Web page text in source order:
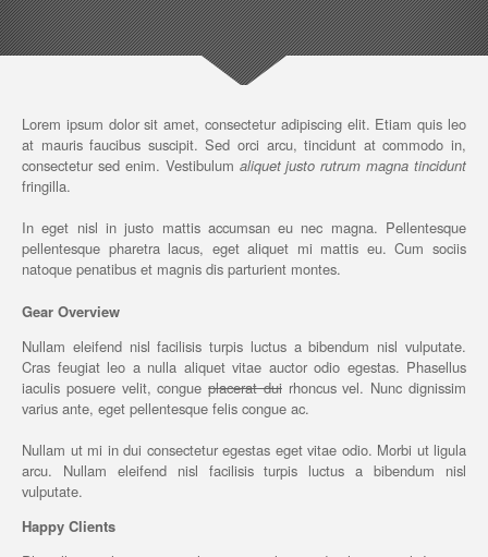
Lorem ipsum dolor sit amet, consectetur adipiscing elit. Etiam quis leo
at mauris faucibus suscipit. Sed orci arcu, tincidunt at commodo in,
consectetur sed enim. Vestibulum aliquet justo rutrum magna tincidunt
fringilla.
In eget nisl in justo mattis accumsan eu nec magna. Pellentesque
pellentesque pharetra lacus, eget aliquet mi mattis eu. Cum sociis
natoque penatibus et magnis dis parturient montes.
Gear Overview
Nullam eleifend nisl facilisis turpis luctus a bibendum nisl vulputate.
Cras feugiat leo a nulla aliquet vitae auctor odio egestas. Phasellus
iaculis posuere velit, congueplacerat duirhoncus vel. Nunc dignissim
varius ante, eget pellentesque felis congue ac.
Nullam ut mi in dui consectetur egestas eget vitae odio. Morbi ut ligula
arcu. Nullam eleifend nisl facilisis turpis luctus a bibendum nisl
vulputate.
Happy Clients